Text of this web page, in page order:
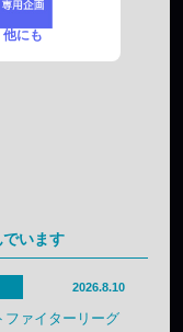
他にも
います
2026.8.10
ファイターリーグ